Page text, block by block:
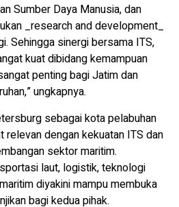
Sumber Daya Manusia, dan
_research and development_
Sehingga sinergi bersama ITS,
kuat dibidang kemampuan
penting bagi Jatim dan
ungkapnya.
sebagai kota pelabuhan
relevan dengan kekuatan ITS dan
sektor maritim.
laut, logistik, teknologi
diyakini mampu membuka
bagi kedua pihak.